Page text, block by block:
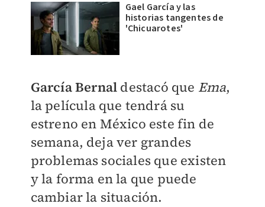
Gael García y las
historias tangentes de
'Chicuarotes'
García Bernal destacó que Ema,
la película que tendrá su
estreno en México este fin de
semana, deja ver grandes
problemas sociales que existen
y la forma en la que puede
cambiar la situación.